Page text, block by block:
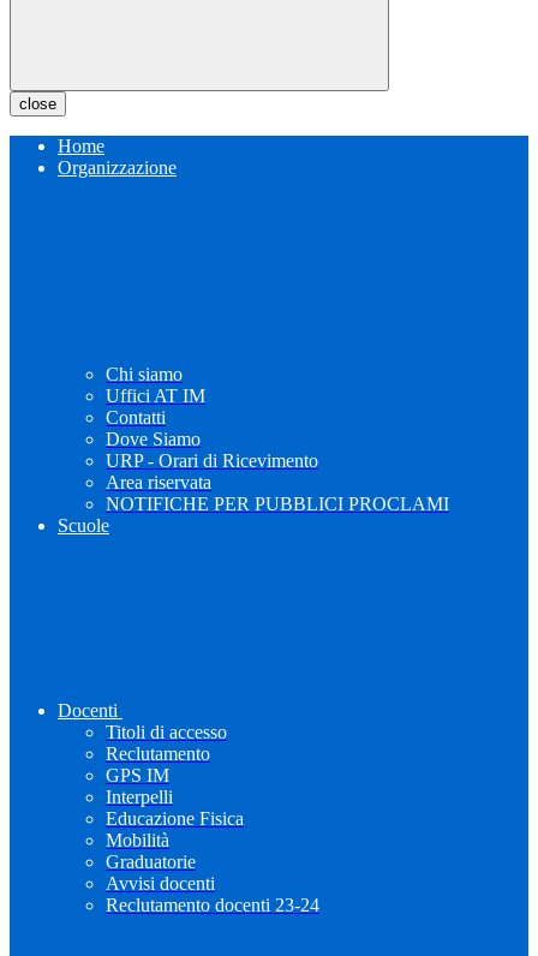
close
Home
Organizzazione
Chi siamo
Uffici AT IM
Contatti
Dove Siamo
URP - Orari di Ricevimento
Area riservata
NOTIFICHE PER PUBBLICI PROCLAMI
Scuole
Docenti
Titoli di accesso
Reclutamento
GPS IM
Interpelli
Educazione Fisica
Mobilità
Graduatorie
Avvisi docenti
Reclutamento docenti 23-24